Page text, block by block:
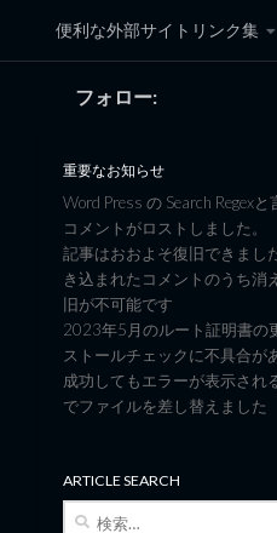
コンテンツへスキップ
便利な外部サイトリンク集
黒翼猫
フォロー:
重要なお知らせ
Word Press の Search Regex
コメントがロストしました。
記事はおおよそ復旧できまし
き込まれたコメントのうち消
旧が不可能です
2023年5月のルート証明書の
ストールチェックに不具合が
成功してもエラーが表示され
でファイルを差し替えました
ARTICLE SEARCH